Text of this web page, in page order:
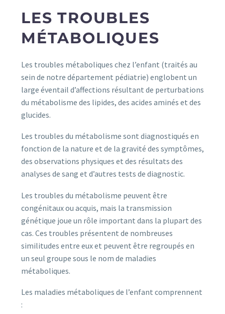
LES TROUBLES
MÉTABOLIQUES
Les troubles métaboliques chez l’enfant (traités au
sein de notre département pédiatrie) englobent un
large éventail d’affections résultant de perturbations
du métabolisme des lipides, des acides aminés et des
glucides.
Les troubles du métabolisme sont diagnostiqués en
fonction de la nature et de la gravité des symptômes,
des observations physiques et des résultats des
analyses de sang et d’autres tests de diagnostic.
Les troubles du métabolisme peuvent être
congénitaux ou acquis, mais la transmission
génétique joue un rôle important dans la plupart des
cas. Ces troubles présentent de nombreuses
similitudes entre eux et peuvent être regroupés en
un seul groupe sous le nom de maladies
métaboliques.
Les maladies métaboliques de l’enfant comprennent
: